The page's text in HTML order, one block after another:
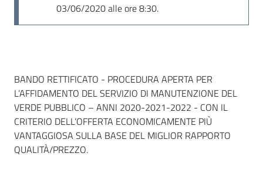
03/06/2020 alle ore 8:30.
Dati del bando
BANDO RETTIFICATO - PROCEDURA APERTA PER
L’AFFIDAMENTO DEL SERVIZIO DI MANUTENZIONE DEL
VERDE PUBBLICO – ANNI 2020-2021-2022 - CON IL
CRITERIO DELL’OFFERTA ECONOMICAMENTE PIÙ
VANTAGGIOSA SULLA BASE DEL MIGLIOR RAPPORTO
QUALITÀ/PREZZO.